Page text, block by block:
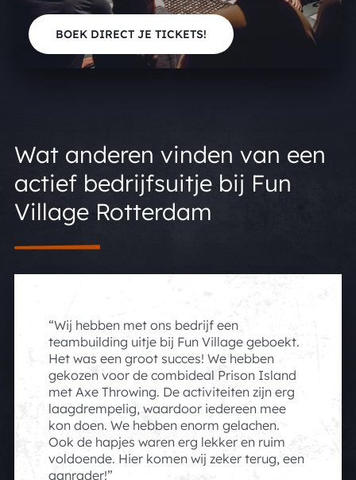
BOEK DIRECT JE TICKETS!
Wat anderen vinden van een
actief bedrijfsuitje bij Fun
Village Rotterdam
Wij hebben met ons bedrijf een
teambuilding uitje bij Fun Village geboekt.
Het was een groot succes! We hebben
gekozen voor de combideal Prison Island
met Axe Throwing. De activiteiten zijn erg
laagdrempelig, waardoor iedereen mee
kon doen. We hebben enorm gelachen.
Ook de hapjes waren erg lekker en ruim
voldoende. Hier komen wij zeker terug, een
aanrader!